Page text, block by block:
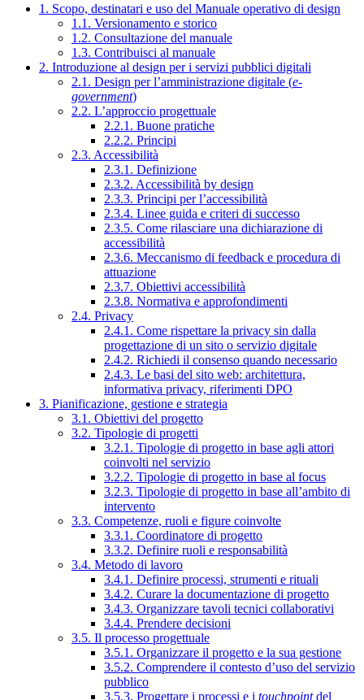
1. Scopo, destinatari e uso del Manuale operativo di design
1.1. Versionamento e storico
1.2. Consultazione del manuale
1.3. Contribuisci al manuale
2. Introduzione al design per i servizi pubblici digitali
2.1. Design per l’amministrazione digitale (e-
government)
2.2. L’approccio progettuale
2.2.1. Buone pratiche
2.2.2. Principi
2.3. Accessibilità
2.3.1. Definizione
2.3.2. Accessibilità by design
2.3.3. Principi per l’accessibilità
2.3.4. Linee guida e criteri di successo
2.3.5. Come rilasciare una dichiarazione di
accessibilità
2.3.6. Meccanismo di feedback e procedura di
attuazione
2.3.7. Obiettivi accessibilità
2.3.8. Normativa e approfondimenti
2.4. Privacy
2.4.1. Come rispettare la privacy sin dalla
progettazione di un sito o servizio digitale
2.4.2. Richiedi il consenso quando necessario
2.4.3. Le basi del sito web: architettura,
informativa privacy, riferimenti DPO
3. Pianificazione, gestione e strategia
3.1. Obiettivi del progetto
3.2. Tipologie di progetti
3.2.1. Tipologie di progetto in base agli attori
coinvolti nel servizio
3.2.2. Tipologie di progetto in base al focus
3.2.3. Tipologie di progetto in base all’ambito di
intervento
3.3. Competenze, ruoli e figure coinvolte
3.3.1. Coordinatore di progetto
3.3.2. Definire ruoli e responsabilità
3.4. Metodo di lavoro
3.4.1. Definire processi, strumenti e rituali
3.4.2. Curare la documentazione di progetto
3.4.3. Organizzare tavoli tecnici collaborativi
3.4.4. Prendere decisioni
3.5. Il processo progettuale
3.5.1. Organizzare il progetto e la sua gestione
3.5.2. Comprendere il contesto d’uso del servizio
pubblico
3.5.3. Progettare i processi e i touchpointdel